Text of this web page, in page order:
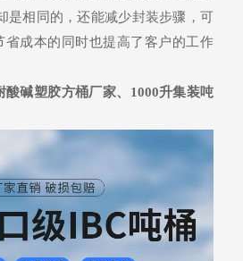
是相同的，还能减少封装步骤，可
省成本的同时也提高了客户的工作
酸碱塑胶方桶厂家、 1000升集装吨